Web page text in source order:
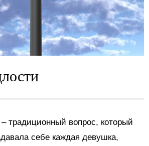
традиционный вопрос, который
себе каждая девушка,